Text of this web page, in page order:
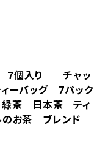
７個入り チャッ
ーバッグ 7パック
茶 日本茶 ティ
のお茶 ブレンド